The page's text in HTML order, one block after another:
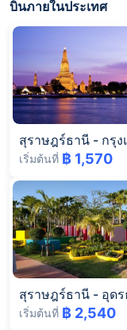
บินภายในประเทศ
สุราษฎร์ธานี - กรุง
เริ่มต้นที่ ฿ 1,570
สุราษฎร์ธานี - อุด
เริ่มต้นที่ ฿ 2,540